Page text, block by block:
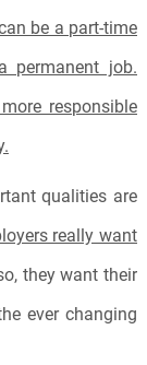
be a part-time
permanent job.
responsible
qualities are
really want
they want their
ever changing